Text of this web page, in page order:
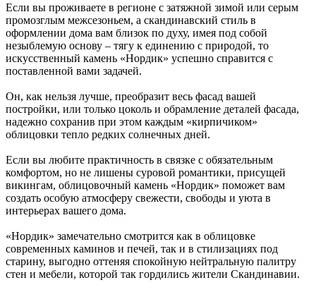
Если вы проживаете в регионе с затяжной зимой или серым
промозглым межсезоньем, а скандинавский стиль в
оформлении дома вам близок по духу, имея под собой
незыблемую основу – тягу к единению с природой, то
искусственный камень «Нордик» успешно справится с
поставленной вами задачей.
Он, как нельзя лучше, преобразит весь фасад вашей
постройки, или только цоколь и обрамление деталей фасада,
надежно сохранив при этом каждым «кирпичиком»
облицовки тепло редких солнечных дней.
Если вы любите практичность в связке с обязательным
комфортом, но не лишены суровой романтики, присущей
викингам, облицовочный камень «Нордик» поможет вам
создать особую атмосферу свежести, свободы и уюта в
интерьерах вашего дома.
«Нордик» замечательно смотрится как в облицовке
современных каминов и печей, так и в стилизациях под
старину, выгодно оттеняя спокойную нейтральную палитру
стен и мебели, которой так гордились жители Скандинавии.